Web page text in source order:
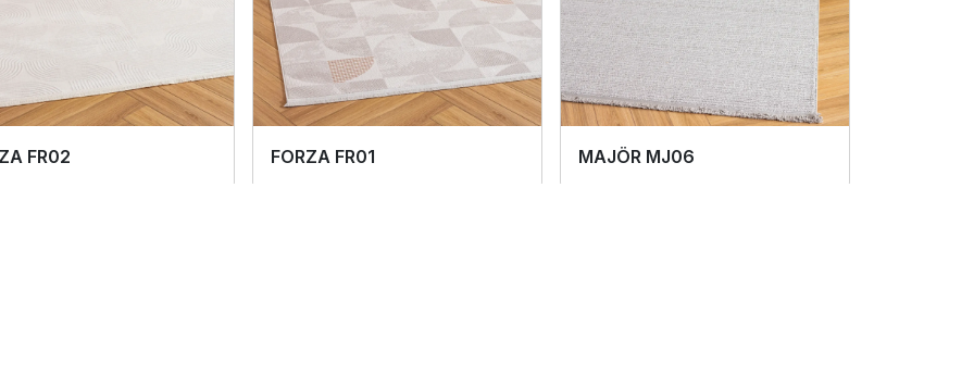
FR02 FORZA FR01 MAJÖR MJ06